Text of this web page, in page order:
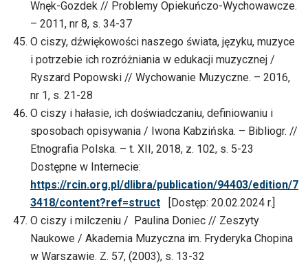
Wnęk-Gozdek // Problemy Opiekuńczo-Wychowawcze.
– 2011, nr 8, s. 34-37
O ciszy, dźwiękowości naszego świata, języku, muzyce
i potrzebie ich rozróżniania w edukacji muzycznej /
Ryszard Popowski // Wychowanie Muzyczne. – 2016,
nr 1, s. 21-28
O ciszy i hałasie, ich doświadczaniu, definiowaniu i
sposobach opisywania / Iwona Kabzińska. – Bibliogr. //
Etnografia Polska. – t. XII, 2018, z. 102, s. 5-23
Dostępne w Internecie:
https://rcin.org.pl/dlibra/publication/94403/edition/7
3418/content?ref=struct
[Dostęp: 20.02.2024 r.]
O ciszy i milczeniu / Paulina Doniec // Zeszyty
Naukowe / Akademia Muzyczna im. Fryderyka Chopina
w Warszawie. Z. 57, (2003), s. 13-32